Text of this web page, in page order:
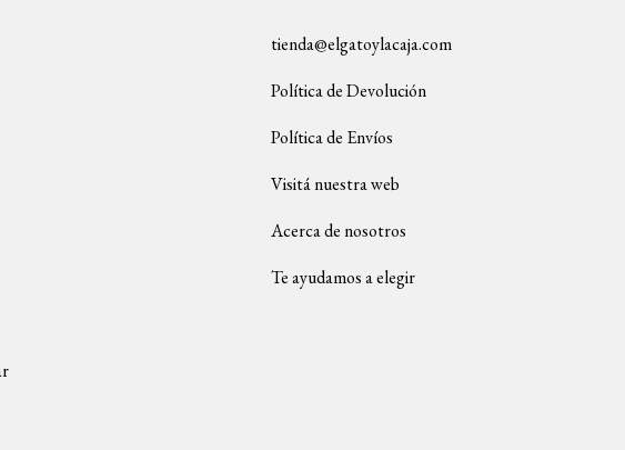
tienda@elgatoylacaja.com
Política de Devolución
Política de Envíos
Visitá nuestra web
Acerca de nosotros
Te ayudamos a elegir